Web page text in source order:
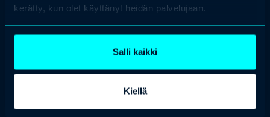
kerätty, kun olet käyttänyt heidän palvelujaan.
Salli kaikki
Kiellä